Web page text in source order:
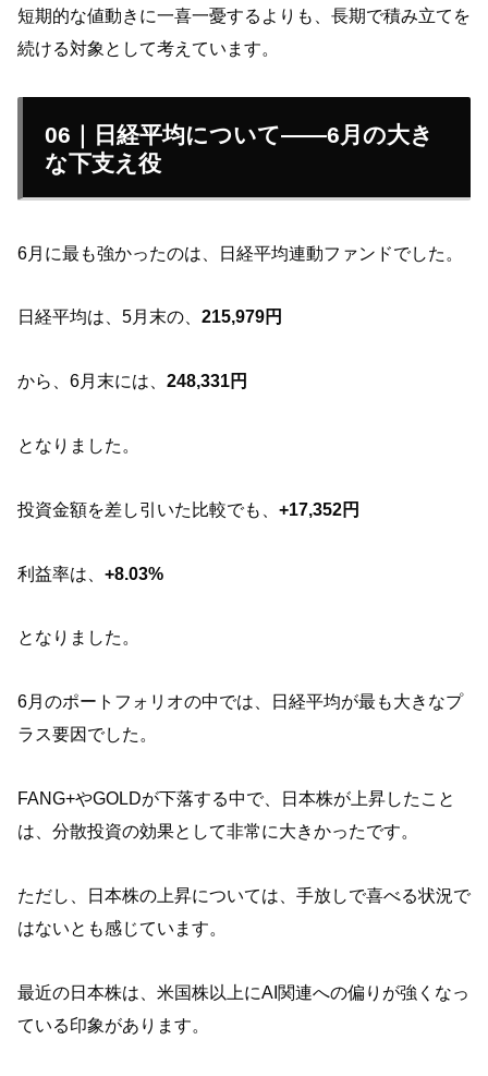
短期的な値動きに一喜一憂するよりも、長期で積み立てを
続ける対象として考えています。
06｜日経平均について——6月の大き
な下支え役
6月に最も強かったのは、日経平均連動ファンドでした。
日経平均は、5月末の、 215,979円
から、6月末には、 248,331円
となりました。
投資金額を差し引いた比較でも、 +17,352円
利益率は、 +8.03%
となりました。
6月のポートフォリオの中では、日経平均が最も大きなプ
ラス要因でした。
FANG+やGOLDが下落する中で、日本株が上昇したこと
は、分散投資の効果として非常に大きかったです。
ただし、日本株の上昇については、手放しで喜べる状況で
はないとも感じています。
最近の日本株は、米国株以上にAI関連への偏りが強くなっ
ている印象があります。